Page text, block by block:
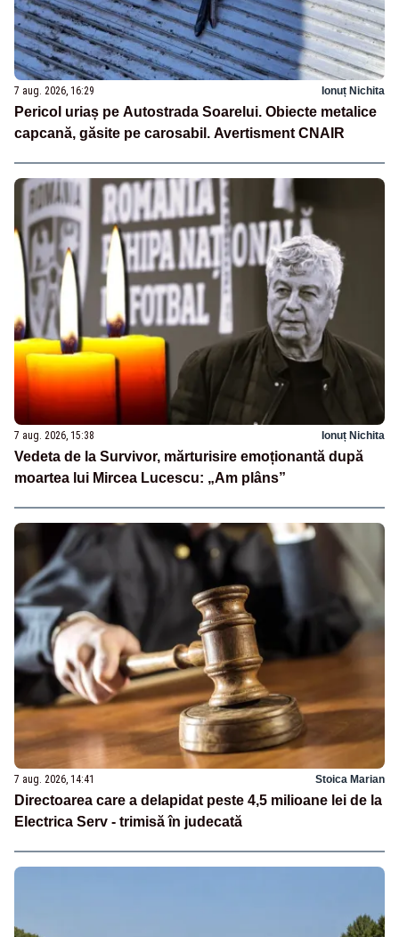
7 aug. 2026, 16:29 Ionuț Nichita
Pericol uriaș pe Autostrada Soarelui. Obiecte metalice
capcană, găsite pe carosabil. Avertisment CNAIR
7 aug. 2026, 15:38 Ionuț Nichita
Vedeta de la Survivor, mărturisire emoționantă după
moartea lui Mircea Lucescu: „Am plâns”
7 aug. 2026, 14:41 Stoica Marian
Directoarea care a delapidat peste 4,5 milioane lei de la
Electrica Serv - trimisă în judecată